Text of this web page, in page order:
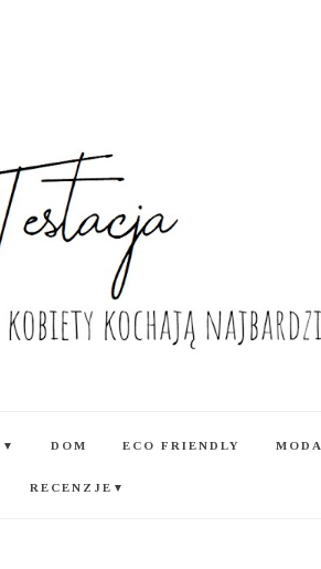
▼ DOM ECO FRIENDLY MODA
RECENZJE ▼